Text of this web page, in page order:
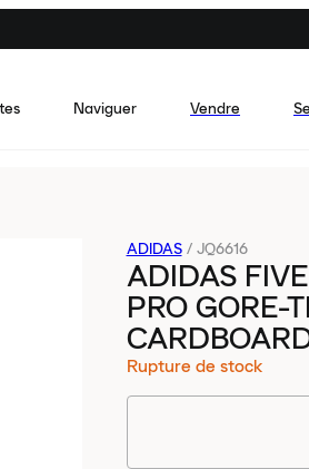
Naviguer Vendre
ADIDAS / JQ6616
ADIDAS
PRO GORE-
Rupture de stock